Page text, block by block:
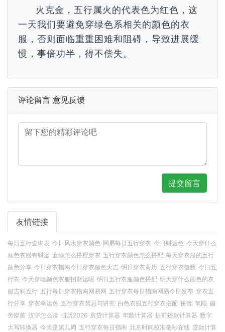
火克金，五行属火的代表色为红色，这
一天我们要避免穿绿色系相关的颜色的衣
服，否则面临重重困难和阻碍，导致进展缓
慢，事倍功半，得不偿失。
评论留言 意见反馈
提交留言
友情链接
每日五行查询表 今日风水穿衣颜色 网易每日五行穿衣 今日财运色 今天穿什么
额色衣服有财运 蓝绿怎么搭配穿衣 五行穿衣颜色怎么搭配 每天穿衣服的五行
颜色分享 今日穿衣指南今日穿衣颜色大吉 明日穿衣黄历 五行穿衣指数 今日五
行衣 今天穿啥颜色衣服招财运呢 明日五行衣服颜色搭配 明天穿什么颜色的衣
服吉利五行 五行每日穿衣指南网易网 五行穿衣每日指南网易今日发布 穿衣五
行分享 穿衣幸运色 五行穿衣禁忌与讲究 白色衣服五行穿衣搭配 拼音 笔顺 偏
旁部首 汉字怎么读 日历2026 房贷计算器 年龄计算器 提前还款计算器 数字
大写转换器 今天是第几周 五行穿衣每日指南 北京时间校准毫秒在线 贷款计算